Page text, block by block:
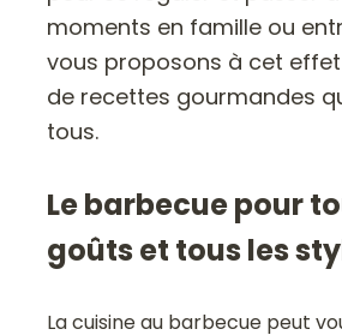
moments en famille ou
vous proposons à cet
de recettes gourmandes
tous.
Le barbecue pour
goûts et tous les
La cuisine au barbecue peut